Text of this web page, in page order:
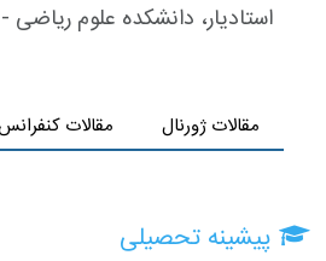
استادیار، دانشکده علوم
مقالات ژورنال مقالات
پیشینه تحصیلی